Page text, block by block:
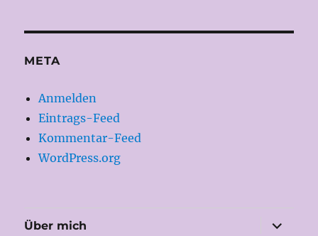
META
Anmelden
Eintrags-Feed
Kommentar-Feed
WordPress.org
Über mich
öffnen